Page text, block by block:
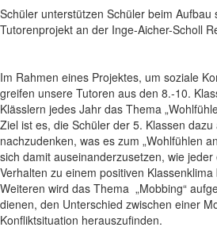
Schüler unterstützen Schüler beim
Tutorenprojekt an der Inge-Aicher-Scholl
Im Rahmen eines Projektes, um soziale
greifen unsere Tutoren aus den 8.-10.
Klässlern jedes Jahr das Thema
Ziel ist es, die Schüler der 5. Klassen
nachzudenken, was es zum „Wohlfühlen
sich damit auseinanderzusetzen, wie
Verhalten zu einem positiven
Weiteren wird das Thema „Mobbing“
dienen, den Unterschied zwischen einer
Konfliktsituation herauszufinden.